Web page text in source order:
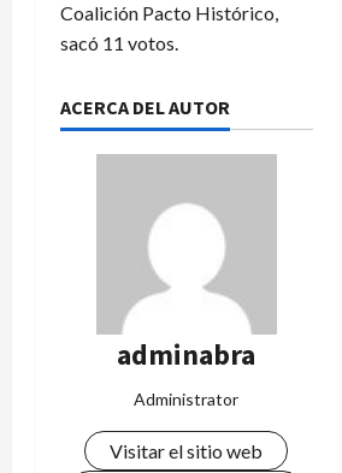
Coalición Pacto Histórico,
sacó 11 votos.
ACERCA DEL AUTOR
adminabra
Administrator
Visitar el sitio web